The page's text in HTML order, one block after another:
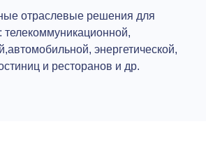
отраслевые решения для
телекоммуникационной,
энергетической,
и ресторанов и др.